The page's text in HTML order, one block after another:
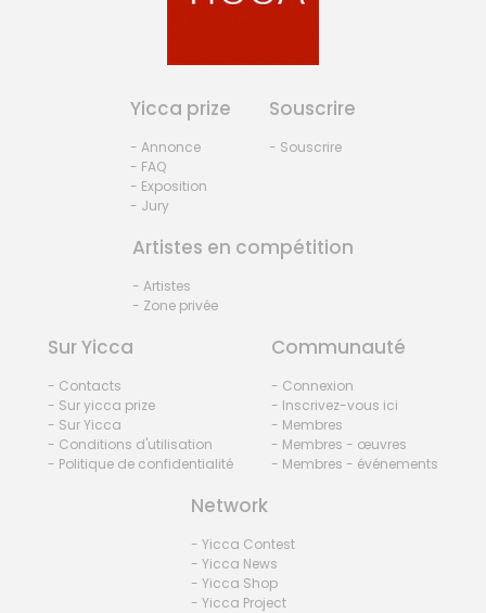
Yicca prize
- Annonce
- FAQ
- Exposition
- Jury
Souscrire
- Souscrire
Artistes en compétition
- Artistes
- Zone privée
Sur Yicca
- Contacts
- Sur yicca prize
- Sur Yicca
- Conditions d'utilisation
- Politique de confidentialité
Communauté
- Connexion
- Inscrivez-vous ici
- Membres
- Membres - œuvres
- Membres - événements
Network
- Yicca Contest
- Yicca News
- Yicca Shop
- Yicca Project